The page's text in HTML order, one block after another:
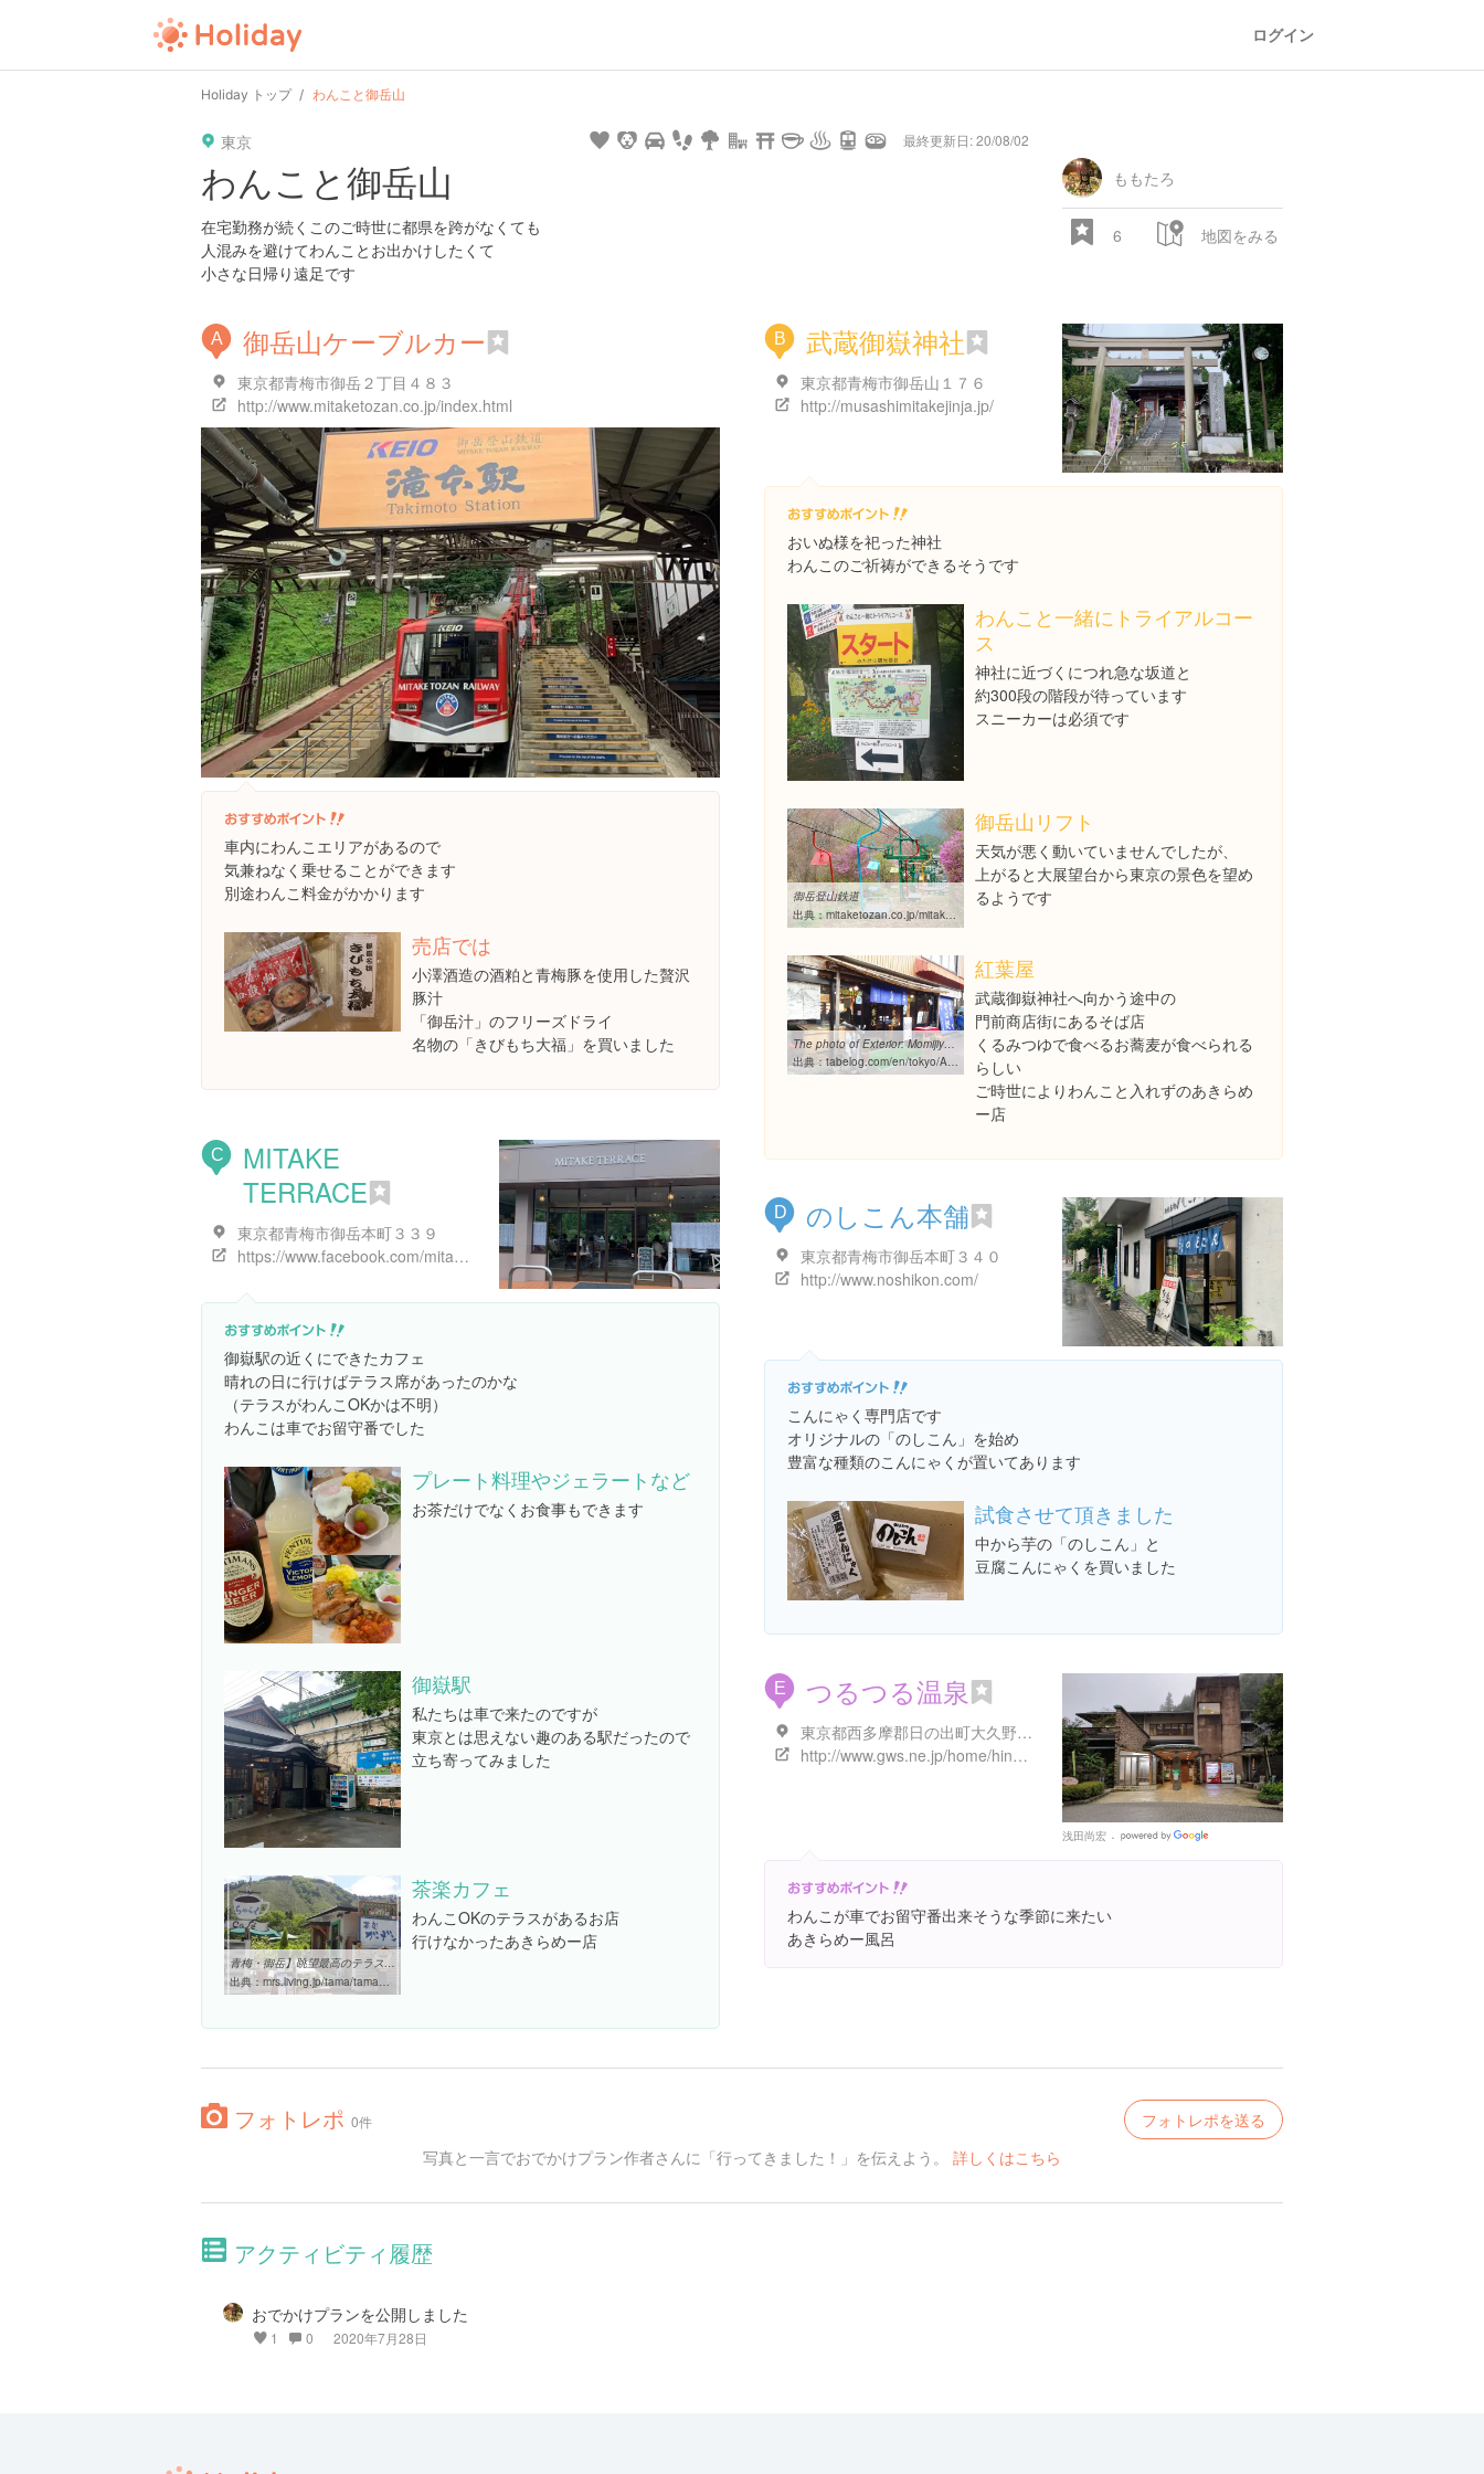
ログイン
Holiday トップ わんこと御岳山
東京 最終更新日: 20/08/02
わんこと御岳山
在宅勤務が続くこのご時世に都県を跨がなくても
人混みを避けてわんことお出かけしたくて
小さな日帰り遠足です
ももたろ
6 地図をみる
A 御岳山ケーブルカー
東京都青梅市御岳２丁目４８３
http://www.mitaketozan.co.jp/index.html
車内にわんこエリアがあるので
気兼ねなく乗せることができます
別途わんこ料金がかかります
売店では
小澤酒造の酒粕と青梅豚を使用した贅沢
豚汁
「御岳汁」のフリーズドライ
名物の「きびもち大福」を買いました
B 武蔵御嶽神社
東京都青梅市御岳山１７６
http://musashimitakejinja.jp/
おいぬ様を祀った神社
わんこのご祈祷ができるそうです
わんこと一緒にトライアルコー
ス
神社に近づくにつれ急な坂道と
約300段の階段が待っています
スニーカーは必須です
御岳登山鉄道
出典：mitaketozan.co.jp/mitakenavi_kanko
御岳山リフト
天気が悪く動いていませんでしたが、
上がると大展望台から東京の景色を望め
るようです
The photo of Exterior: Momijiya[Tabelog]
出典：tabelog.com/en/tokyo/A1330/A133003/13067846/dtlphotolst/4/?smp=s
紅葉屋
武蔵御嶽神社へ向かう途中の
門前商店街にあるそば店
くるみつゆで食べるお蕎麦が食べられる
らしい
ご時世によりわんこと入れずのあきらめ
ー店
C
MITAKE
TERRACE
東京都青梅市御岳本町３３９
https://www.facebook.com/mitaketerrace
御嶽駅の近くにできたカフェ
晴れの日に行けばテラス席があったのかな
（テラスがわんこOKかは不明）
わんこは車でお留守番でした
プレート料理やジェラートなど
お茶だけでなくお食事もできます
御嶽駅
私たちは車で来たのですが
東京とは思えない趣のある駅だったので
立ち寄ってみました
青梅・御岳】眺望最高のテラス席で癒されよう♪「Cafe茶楽」のテラス席 ...
出典： mrs.living.jp/tama/tama_dog/article/1891557
茶楽カフェ
わんこOKのテラスがあるお店
行けなかったあきらめー店
D のしこん本舗
東京都青梅市御岳本町３４０
http://www.noshikon.com/
こんにゃく専門店です
オリジナルの「のしこん」を始め
豊富な種類のこんにゃくが置いてあります
試食させて頂きました
中から芋の「のしこん」と
豆腐こんにゃくを買いました
E つるつる温泉
東京都西多摩郡日の出町大久野４７１８
http://www.gws.ne.jp/home/hinode/
浅田尚宏
Places
わんこが車でお留守番出来そうな季節に来たい
あきらめー風呂
フォトレポ 0件
フォトレポを送る
写真と一言でおでかけプラン作者さんに「行ってきました！」を伝えよう。 詳しくはこちら
アクティビティ履歴
おでかけプランを公開しました
1 0 2020年7月28日